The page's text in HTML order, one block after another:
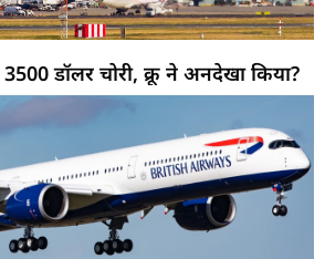
डॉलर चोरी, क्रू ने अनदेखा किया?